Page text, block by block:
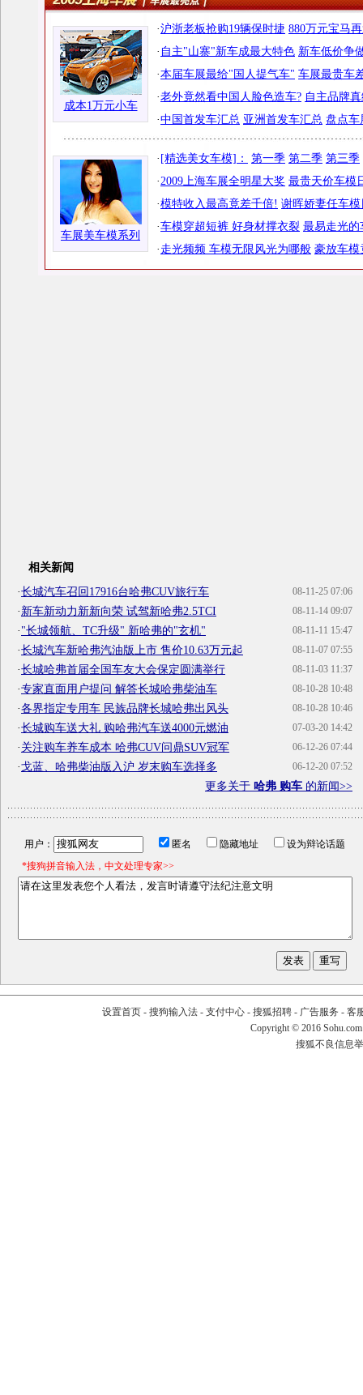
成本1万元小车
·沪浙老板抢购19辆保时捷 880万元宝马
· 自主"山寨"新车成最大特色 新车低价争
·本届车展最给"国人提气车" 车展最贵车
·老外竟然看中国人脸色造车? 自主品牌
·中国首发车汇总 亚洲首发车汇总 盘点车
车展美车模系列
· [精选美女车模]： 第一季 第二季 第三季
·2009上海车展全明星大奖 最贵天价车模
·模特收入最高竟差千倍! 谢晖娇妻任车
·车模穿超短裤 好身材撑衣裂 最易走光的
· 走光频频 车模无限风光为哪般 豪放车模
相关新闻
08-11-25 07:06
·长城汽车召回17916台哈弗CUV旅行车
08-11-14 09:07
·新车新动力新新向荣 试驾新哈弗2.5TCI
08-11-11 15:47
·"长城领航、TC升级" 新哈弗的"玄机"
08-11-07 07:55
·长城汽车新哈弗汽油版上市 售价10.63万元起
08-11-03 11:37
·长城哈弗首届全国车友大会保定圆满举行
08-10-28 10:48
·专家直面用户提问 解答长城哈弗柴油车
08-10-28 10:46
·各界指定专用车 民族品牌长城哈弗出风头
07-03-20 14:42
·长城购车送大礼 购哈弗汽车送4000元燃油
06-12-26 07:44
·关注购车养车成本 哈弗CUV问鼎SUV冠军
06-12-20 07:52
·戈蓝、哈弗柴油版入沪 岁末购车选择多
更多关于 哈弗 购车 的新闻>>
用户： 匿名 隐藏地址
设为辩论话题
*搜狗拼音输入法，中文处理专家>>
设置首页- 搜狗输入法- 支付中心- 搜狐招聘- 广告服务 - 客
Copyright © 2016
搜狐不良信息